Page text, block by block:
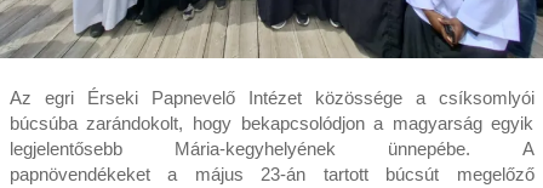
Az egri Érseki Papnevelő Intézet közössége a csíksomlyói
búcsúba zarándokolt, hogy bekapcsolódjon a magyarság egyik
legjelentősebb Mária-kegyhelyének ünnepébe. A
papnövendékeket a május 23-án tartott búcsút megelőző